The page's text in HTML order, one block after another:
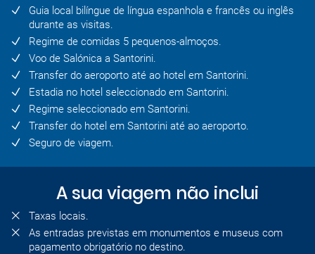
Guia local bilíngue de língua espanhola e francês ou inglês
durante as visitas.
Regime de comidas 5 pequenos-almoços.
Voo de Salónica a Santorini.
Transfer do aeroporto até ao hotel em Santorini.
Estadia no hotel seleccionado em Santorini.
Regime seleccionado em Santorini.
Transfer do hotel em Santorini até ao aeroporto.
Seguro de viagem.
A sua viagem não inclui
Taxas locais.
As entradas previstas em monumentos e museus com
pagamento obrigatório no destino.